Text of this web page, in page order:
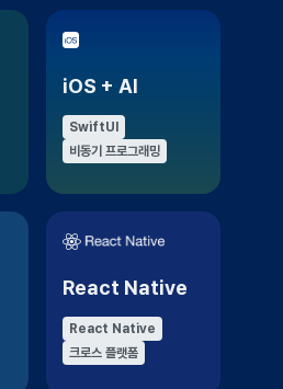
iOS + AI
SwiftUI
비동기 프로그래밍
React Native
React Native
크로스 플랫폼